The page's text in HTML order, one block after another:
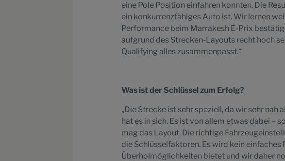
eine Pole Position einfahren konnten. Die
ein konkurrenzfähiges Auto ist. Wir lernen
Performance beim Marrakesh E-Prix
aufgrund des Strecken-Layouts recht hoch
Qualifying alles zusammenpasst.“
Was ist der Schlüssel zum Erfolg?
„Die Strecke ist sehr speziell, da wir sehr
hat es in sich. Es ist von allem etwas dabei –
mag das Layout. Die richtige
die Schlüsselfaktoren. Es wird kein einfaches
Überholmöglichkeiten bietet und wir daher